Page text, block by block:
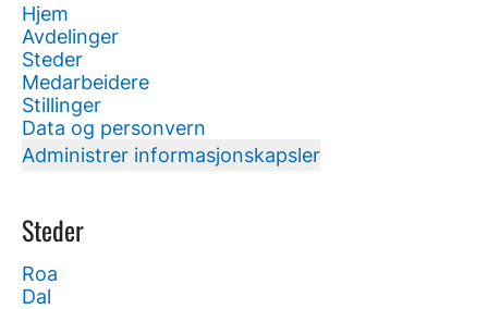
Hjem
Avdelinger
Steder
Medarbeidere
Stillinger
Data og personvern
Administrer informasjonskapsler
Steder
Roa
Dal